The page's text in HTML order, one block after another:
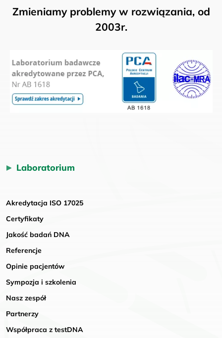
Zmieniamy problemy w rozwiązania, od
2003r.
Laboratorium
Akredytacja ISO 17025
Certyfikaty
Jakość badań DNA
Referencje
Opinie pacjentów
Sympozja i szkolenia
Nasz zespół
Partnerzy
Współpraca z testDNA